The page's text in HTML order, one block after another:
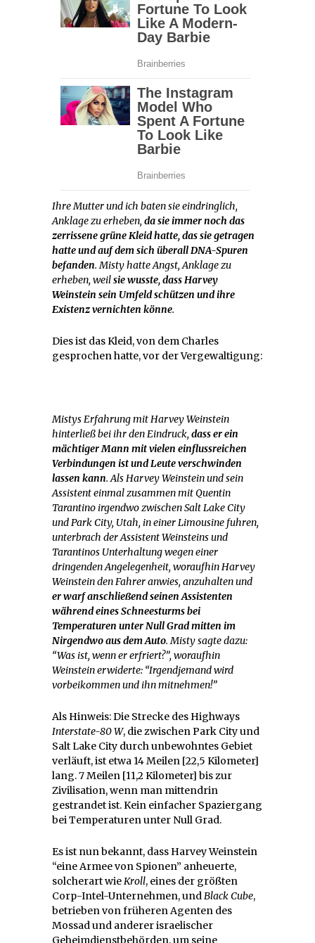
Ihre Mutter und ich baten sie eindringlich,
Anklage zu erheben, da sie immer noch das
zerrissene grüne Kleid hatte, das sie getragen
hatte und auf dem sich überall DNA-Spuren
befanden. Misty hatte Angst, Anklage zu
erheben, weilsie wusste, dass Harvey
Weinstein sein Umfeld schützen und ihre
Existenz vernichten könne.
Dies ist das Kleid, von dem Charles
gesprochen hatte, vor der Vergewaltigung:
Mistys Erfahrung mit Harvey Weinstein
hinterließ bei ihr den Eindruck, dass er ein
mächtiger Mann mit vielen einflussreichen
Verbindungen ist und Leute verschwinden
lassen kann. Als Harvey Weinstein und sein
Assistent einmal zusammen mit Quentin
Tarantino irgendwo zwischen Salt Lake City
und Park City, Utah, in einer Limousine fuhren,
unterbrach der Assistent Weinsteins und
Tarantinos Unterhaltung wegen einer
dringenden Angelegenheit, woraufhin Harvey
Weinstein den Fahrer anwies, anzuhalten und
er warf anschließend seinen Assistenten
während eines Schneesturms bei
Temperaturen unter Null Grad mitten im
Nirgendwo aus dem Auto. Misty sagte dazu:
“Was ist, wenn er erfriert?”, woraufhin
Weinstein erwiderte: “Irgendjemand wird
vorbeikommen und ihn mitnehmen!”
Als Hinweis: Die Strecke des Highways
Interstate-80 W, die zwischen Park City und
Salt Lake City durch unbewohntes Gebiet
verläuft, ist etwa 14 Meilen [22,5 Kilometer]
lang. 7 Meilen [11,2 Kilometer] bis zur
Zivilisation, wenn man mittendrin
gestrandet ist. Kein einfacher Spaziergang
bei Temperaturen unter Null Grad.
Es ist nun bekannt, dass Harvey Weinstein
“eine Armee von Spionen” anheuerte,
solcherart wieKroll, eines der größten
Corp-Intel-Unternehmen, undBlack Cube,
betrieben von früheren Agenten des
Mossad und anderer israelischer
Geheimdienstbehörden, um seine